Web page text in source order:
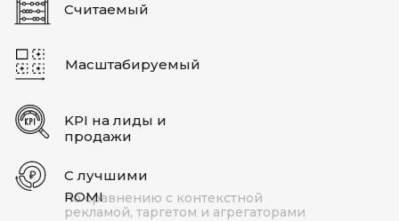
KPI на лиды и
продажи
по сравнению с контекстной
рекламой, таргетом и агрегаторами
С лучшими
ROMI
Считаемый
Масштабируемый